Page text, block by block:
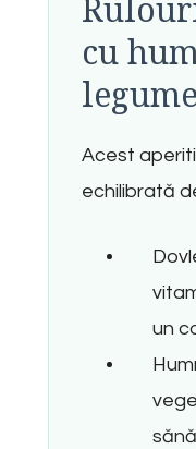
cu
legume
Acest
echilibrată
un